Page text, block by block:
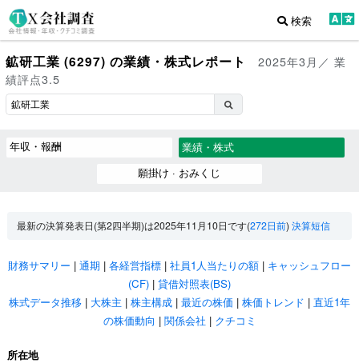
検索
鉱研工業 (6297) の業績・株式レポート
2025年3月／ 業
績評点3.5
年収・報酬
業績・株式
願掛け · おみくじ
最新の決算発表日(第2四半期)は2025年11月10日です(272日前)決算短信
財務サマリー | 通期 | 各経営指標 | 社員1人当たりの額 | キャッシュフロー
(CF) | 貸借対照表(BS)
株式データ推移 | 大株主 | 株主構成 | 最近の株価 | 株価トレンド | 直近1年
の株価動向 | 関係会社 | クチコミ
所在地